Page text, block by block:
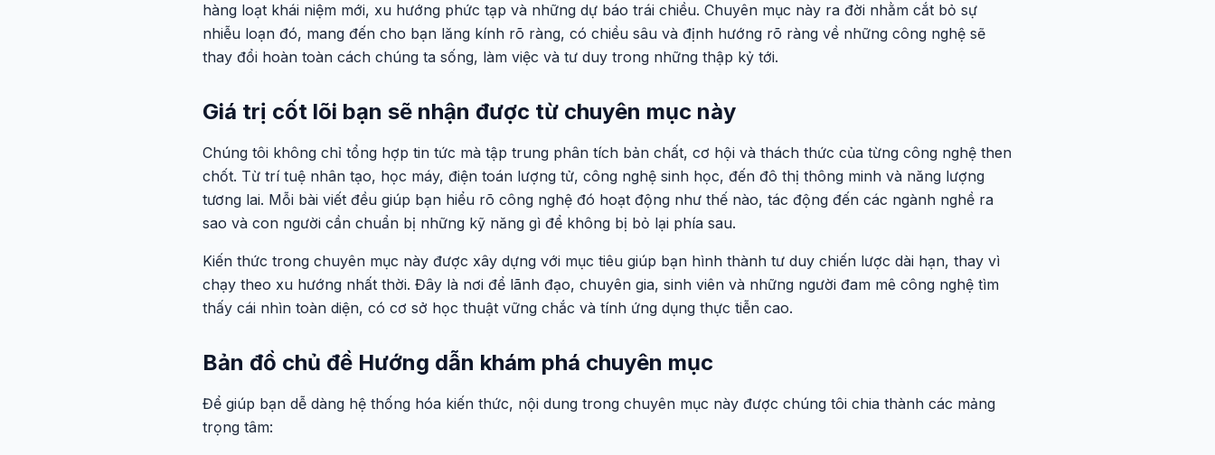
hàng loạt khái niệm mới, xu hướng phức tạp và những dự báo trái chiều. Chuyên mục này ra đời nhằm cắt bỏ sự
nhiễu loạn đó, mang đến cho bạn lăng kính rõ ràng, có chiều sâu và định hướng rõ ràng về những công nghệ sẽ
thay đổi hoàn toàn cách chúng ta sống, làm việc và tư duy trong những thập kỷ tới.
Giá trị cốt lõi bạn sẽ nhận được từ chuyên mục này
Chúng tôi không chỉ tổng hợp tin tức mà tập trung phân tích bản chất, cơ hội và thách thức của từng công nghệ then
chốt. Từ trí tuệ nhân tạo, học máy, điện toán lượng tử, công nghệ sinh học, đến đô thị thông minh và năng lượng
tương lai. Mỗi bài viết đều giúp bạn hiểu rõ công nghệ đó hoạt động như thế nào, tác động đến các ngành nghề ra
sao và con người cần chuẩn bị những kỹ năng gì để không bị bỏ lại phía sau.
Kiến thức trong chuyên mục này được xây dựng với mục tiêu giúp bạn hình thành tư duy chiến lược dài hạn, thay vì
chạy theo xu hướng nhất thời. Đây là nơi để lãnh đạo, chuyên gia, sinh viên và những người đam mê công nghệ tìm
thấy cái nhìn toàn diện, có cơ sở học thuật vững chắc và tính ứng dụng thực tiễn cao.
Bản đồ chủ đề Hướng dẫn khám phá chuyên mục
Để giúp bạn dễ dàng hệ thống hóa kiến thức, nội dung trong chuyên mục này được chúng tôi chia thành các mảng
trọng tâm: